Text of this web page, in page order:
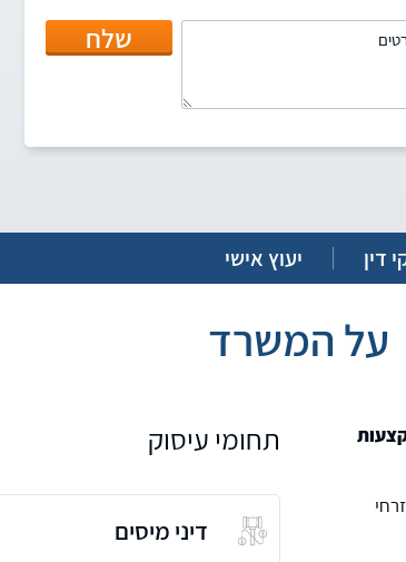
שלח
דין יעוץ אישי
על המשרד
תחומי עיסוק
דיני מיסים